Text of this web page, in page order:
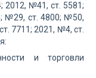
2012, №41, ст. 5581;
№29, ст. 4800; №50,
7711; 2021, №4, ст.
и торговли